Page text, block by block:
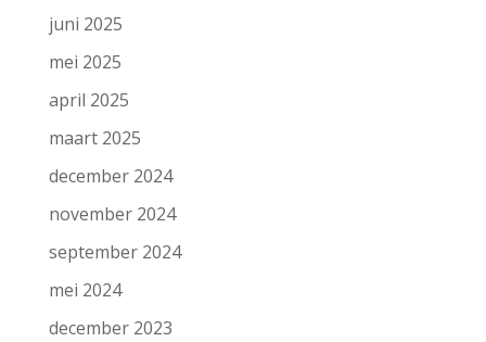
juni 2025
mei 2025
april 2025
maart 2025
december 2024
november 2024
september 2024
mei 2024
december 2023